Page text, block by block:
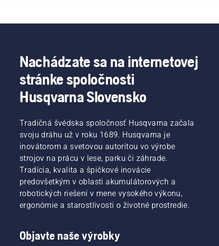
opäť na
význame
– nielen
na
zútulnenie
obydlia,
vykurovanie.
Ponúkame
niekoľko
ktoré
vám
uľahčia
rúbanie,
alebo
dreva,
a zvýšia
Nachádzate sa na internetovej
stránke spoločnosti
Husqvarna Slovensko
Tradičná švédska spoločnosť Husqvarna začala
svoju dráhu už v roku 1689. Husqvarna je
inovátorom a svetovou autoritou vo výrobe
strojov na prácu v lese, parku či záhrade.
Tradícia, kvalita a špičkové inovácie
predovšetkým v oblasti akumulátorových a
robotických riešení v mene vysokého výkonu,
ergonómie a starostlivosti o životné prostredie.
Objavte naše výrobky